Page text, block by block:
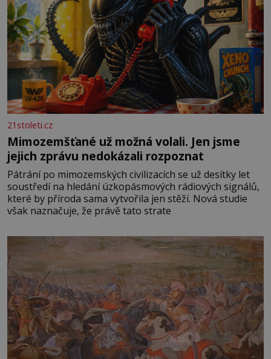
21stoleti.cz
Mimozemšťané už možná volali. Jen jsme
jejich zprávu nedokázali rozpoznat
Pátrání po mimozemských civilizacích se už desítky let
soustředí na hledání úzkopásmových rádiových signálů,
které by příroda sama vytvořila jen stěží. Nová studie
však naznačuje, že právě tato strate